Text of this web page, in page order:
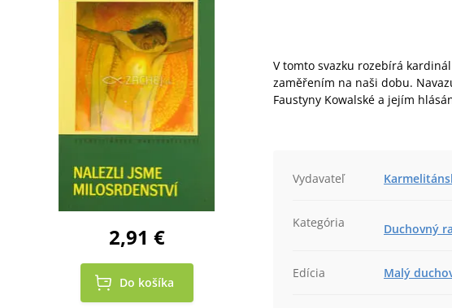
2,91 €
Do košíka
V tomto svazku rozebírá
zaměřením na naši dobu.
Faustyny Kowalské a jejím
Vydavateľ
Kategória Duchovný
Edícia Malý